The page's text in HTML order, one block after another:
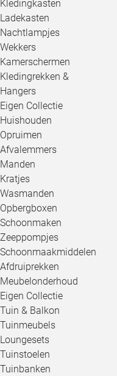
Kledingkasten
Ladekasten
Nachtlampjes
Wekkers
Kamerschermen
Kledingrekken &
Hangers
Eigen Collectie
Huishouden
Opruimen
Afvalemmers
Manden
Kratjes
Wasmanden
Opbergboxen
Schoonmaken
Zeeppompjes
Schoonmaakmiddelen
Afdruiprekken
Meubelonderhoud
Eigen Collectie
Tuin & Balkon
Tuinmeubels
Loungesets
Tuinstoelen
Tuinbanken